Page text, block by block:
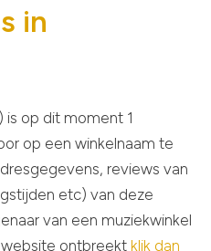
in
op dit moment 1
op een winkelnaam te
reviews van
etc) van deze
van een muziekwinkel
ontbreekt klik dan